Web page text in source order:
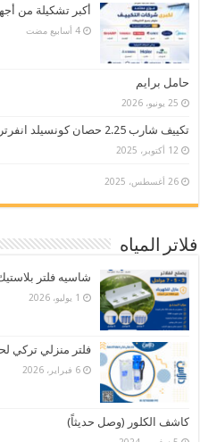
أكبر تشكيلة من
‏4 أسابيع مضت
حامل برايم
25 يونيو، 2026
تكييف شارب 2.25 حصان كونسيلد انفرتر
12 أكتوبر، 2025
26 أغسطس، 2025
فلاتر المياه
شاسيه فلتر
1 يوليو، 2026
فلتر منزلي تركي
6 فبراير، 2026
كاشف الكلور (وصل حديثاً)